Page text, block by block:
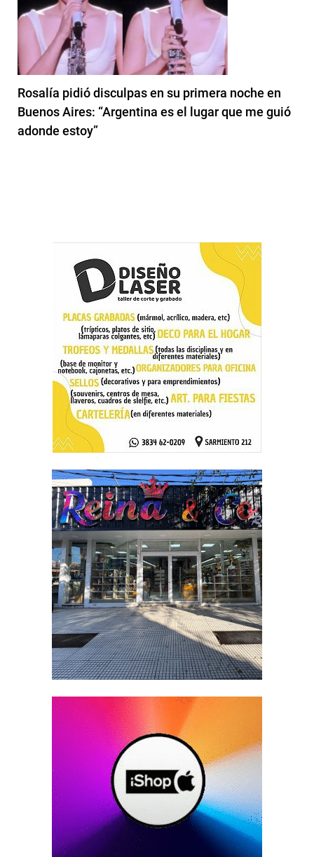
Rosalía pidió disculpas en su primera noche en
Buenos Aires: “Argentina es el lugar que me guió
adonde estoy”